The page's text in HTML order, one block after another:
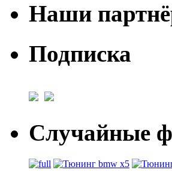
Наши
Подписка
Случайные